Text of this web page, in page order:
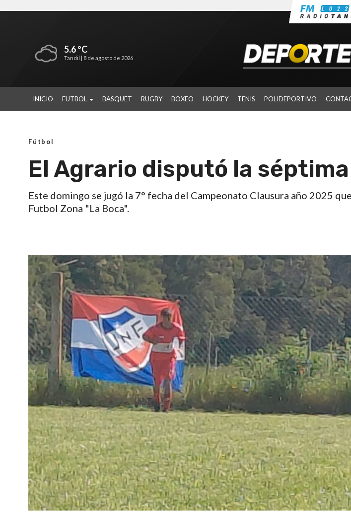
5.6 ºC
Tandil | 8 de agosto de 2026
INICIO FUTBOL BASQUET RUGBY BOXEO HOCKEY TENIS POLIDEPORTIVO
Fútbol
El Agrario disputó la
Este domingo se jugó la 7° fecha del Campeonato Clausura año 2025
Futbol Zona "La Boca".